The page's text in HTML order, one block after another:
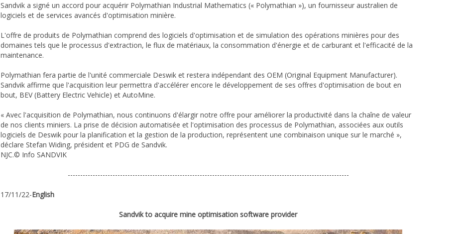
Sandvik a signé un accord pour acquérir Polymathian Industrial Mathematics (« Polymathian »), un fournisseur australien de
logiciels et de services avancés d'optimisation minière.
L'offre de produits de Polymathian comprend des logiciels d'optimisation et de simulation des opérations minières pour des
domaines tels que le processus d'extraction, le flux de matériaux, la consommation d'énergie et de carburant et l'efficacité de la
maintenance.
Polymathian fera partie de l'unité commerciale Deswik et restera indépendant des OEM (Original Equipment Manufacturer).
Sandvik affirme que l'acquisition leur permettra d'accélérer encore le développement de ses offres d'optimisation de bout en
bout, BEV (Battery Electric Vehicle) et AutoMine.
« Avec l'acquisition de Polymathian, nous continuons d'élargir notre offre pour améliorer la productivité dans la chaîne de valeur
de nos clients miniers. La prise de décision automatisée et l'optimisation des processus de Polymathian, associées aux outils
logiciels de Deswik pour la planification et la gestion de la production, représentent une combinaison unique sur le marché »,
déclare Stefan Widing, président et PDG de Sandvik.
NJC.© Info SANDVIK
-----------------------------------------------------------------------------------------------------------------
17/11/22-English
Sandvik to acquire mine optimisation software provider